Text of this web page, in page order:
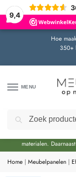
9,4
Hoe
350+
MENU
Door de
materialen.
Home | Meubelpanelen |